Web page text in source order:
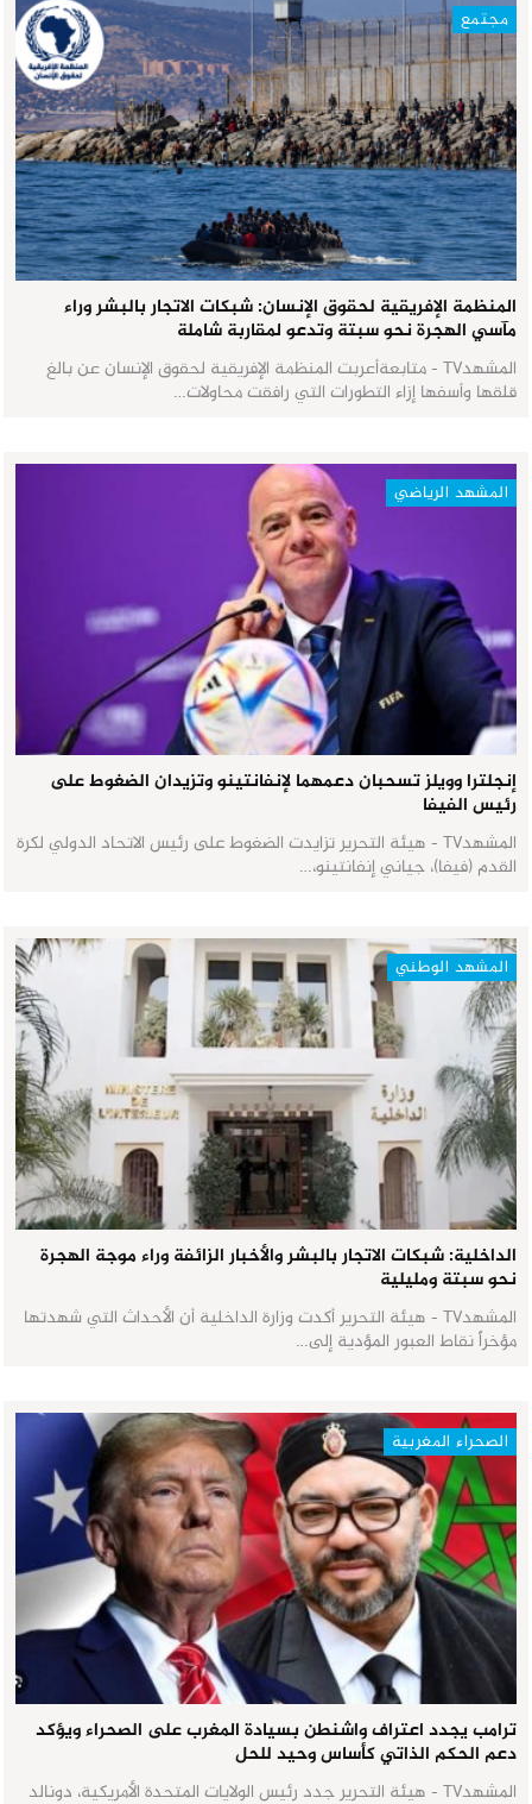
مجتمع
المنظمة الإفريقية لحقوق الإنسان: شبكات الاتجار بالبشر وراء
مآسي الهجرة نحو سبتة وتدعو لمقاربة شاملة
المشهدTV - متابعةأعربت المنظمة الإفريقية لحقوق الإنسان عن بالغ
قلقها وأسفها إزاء التطورات التي رافقت محاولات…
المشهد الرياضي
إنجلترا وويلز تسحبان دعمهما لإنفانتينو وتزيدان الضغوط على
رئيس الفيفا
المشهدTV - هيئة التحرير تزايدت الضغوط على رئيس الاتحاد الدولي لكرة
القدم (فيفا)، جياني إنفانتينو،…
المشهد الوطني
الداخلية: شبكات الاتجار بالبشر والأخبار الزائفة وراء موجة الهجرة
نحو سبتة ومليلية
المشهدTV - هيئة التحرير أكدت وزارة الداخلية أن الأحداث التي شهدتها
مؤخراً نقاط العبور المؤدية إلى…
الصحراء المغربية
ترامب يجدد اعتراف واشنطن بسيادة المغرب على الصحراء ويؤكد
دعم الحكم الذاتي كأساس وحيد للحل
المشهدTV - هيئة التحرير جدد رئيس الولايات المتحدة الأمريكية، دونالد